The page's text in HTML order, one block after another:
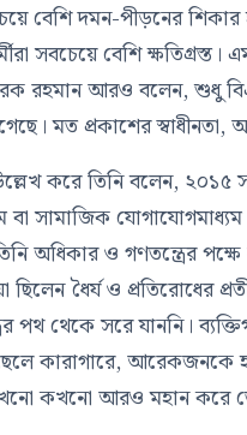
বেশি দমন-পীড়নের
সবচেয়ে বেশি
রহমান আরও বলেন, শুধু
মত প্রকাশের
করে তিনি বলেন,
সামাজিক যোগাযোগমাধ্যম
অধিকার ও গণতন্ত্রের
ছিলেন ধৈর্য ও প্রতিরোধের
পথ থেকে সরে যাননি।
কারাগারে, আরেকজনকে
কখনো আরও মহান করে